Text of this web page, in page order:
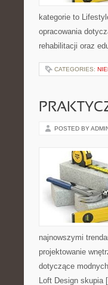
kategorie to
opracowania
rehabilitacji oraz
CATEGORIES:
POSTED BY
najnowszymi
projektowanie
dotyczące
Loft Design skupia